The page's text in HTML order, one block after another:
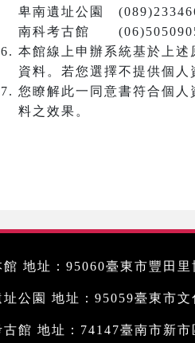
卑南遺址公園
南科考古館
本館線上申辦系統基於上
資料。若您選擇不提供個
您瞭解此一同意書符合個
料之效果。
館 地址：95060臺東市豐田
址公園 地址：95059臺東市
古館 地址：74147臺南市新